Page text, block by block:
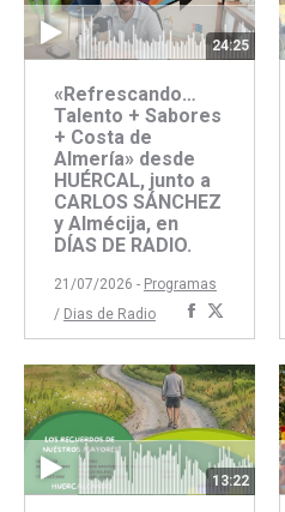
24:25
«Refrescando…
Talento + Sabores
+ Costa de
Almería» desde
HUÉRCAL, junto a
CARLOS SÁNCHEZ
y Almécija, en
DÍAS DE RADIO.
21/07/2026 - Programas
/ Dias de Radio
Compartir
con
Facebook
con
Twitter
13:22